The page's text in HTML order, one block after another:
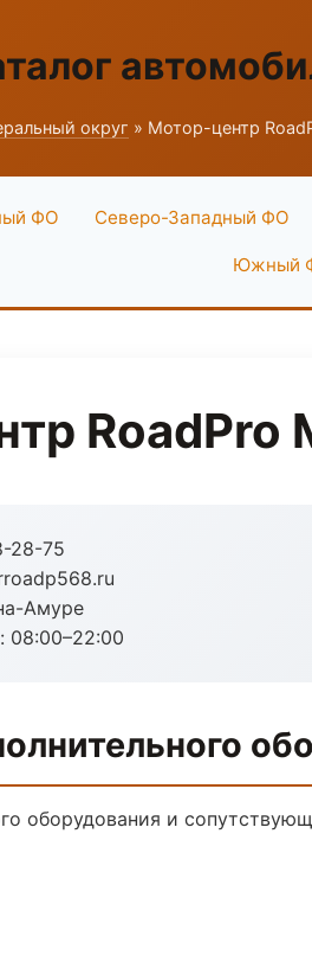
округ » Мотор-центр
ФО Северо-Западный ФО
Южный
RoadPro
28-75
Амуре
08:00–22:00
оборудования и